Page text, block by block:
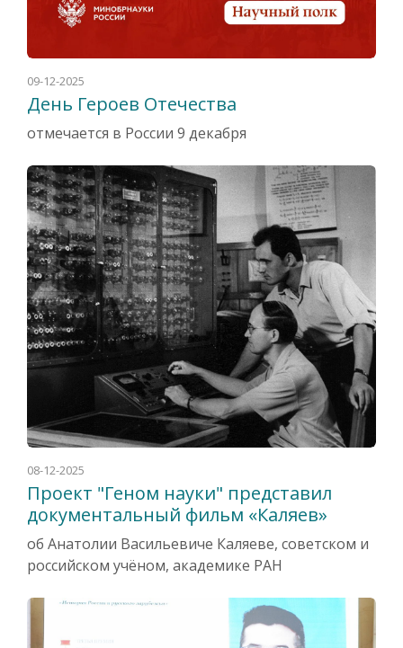
09-12-2025
День Героев Отечества
отмечается в России 9 декабря
08-12-2025
Проект "Геном науки" представил
документальный фильм «Каляев»
об Анатолии Васильевиче Каляеве, советском и
российском учёном, академике РАН